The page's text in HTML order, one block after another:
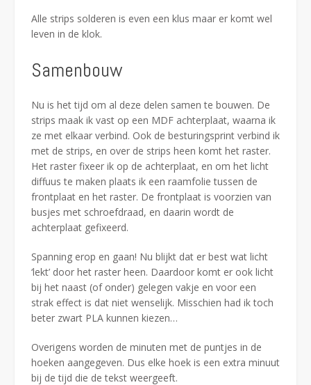
Alle strips solderen is even een klus maar er komt wel
leven in de klok.
Samenbouw
Nu is het tijd om al deze delen samen te bouwen. De
strips maak ik vast op een MDF achterplaat, waarna ik
ze met elkaar verbind. Ook de besturingsprint verbind ik
met de strips, en over de strips heen komt het raster.
Het raster fixeer ik op de achterplaat, en om het licht
diffuus te maken plaats ik een raamfolie tussen de
frontplaat en het raster. De frontplaat is voorzien van
busjes met schroefdraad, en daarin wordt de
achterplaat gefixeerd.
Spanning erop en gaan! Nu blijkt dat er best wat licht
‘lekt’ door het raster heen. Daardoor komt er ook licht
bij het naast (of onder) gelegen vakje en voor een
strak effect is dat niet wenselijk. Misschien had ik toch
beter zwart PLA kunnen kiezen…
Overigens worden de minuten met de puntjes in de
hoeken aangegeven. Dus elke hoek is een extra minuut
bij de tijd die de tekst weergeeft.